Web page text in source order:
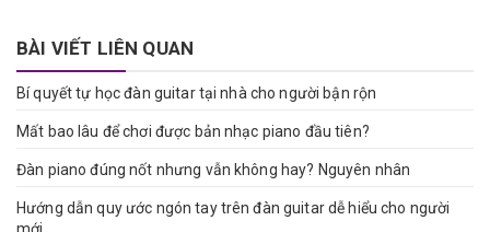
BÀI VIẾT LIÊN QUAN
Bí quyết tự học đàn guitar tại nhà cho người bận rộn
Mất bao lâu để chơi được bản nhạc piano đầu tiên?
Đàn piano đúng nốt nhưng vẫn không hay? Nguyên nhân
Hướng dẫn quy ước ngón tay trên đàn guitar dễ hiểu cho người
mới